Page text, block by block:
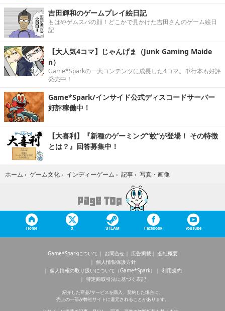
吉田輝和のゲームプレイ絵日記
もはやゲムスパの顔！どこかで見かけた吉田さんのゲーム絵日
記
【大人気4コマ】じゃんげま（Junk Gaming Maide
n）
Game*Sparkの一大コンテンツに成長した4コマ。単行本も好評
発売中！
Game*Spark/インサイド公式ディスコードサーバー
好評稼働中！
【大喜利】『新種のゲーミング“蚊”が登場！ その特徴
とは？』回答募集中！
ホーム › ゲーム文化 › インディーゲーム › 記事 › 写真・画像
Home X STEAM Facebook YouTube
Game*Sparkについて お問合せ 広告掲載
会社概要
個人情報保護方針
個人情報の取り扱いについて（Game*Spark）
利用規約
特定商取引法に基づく表記
紹介した商品/サービスを購入、契約した場合に、
売上の一部が弊社サイトに還元されることがあります。